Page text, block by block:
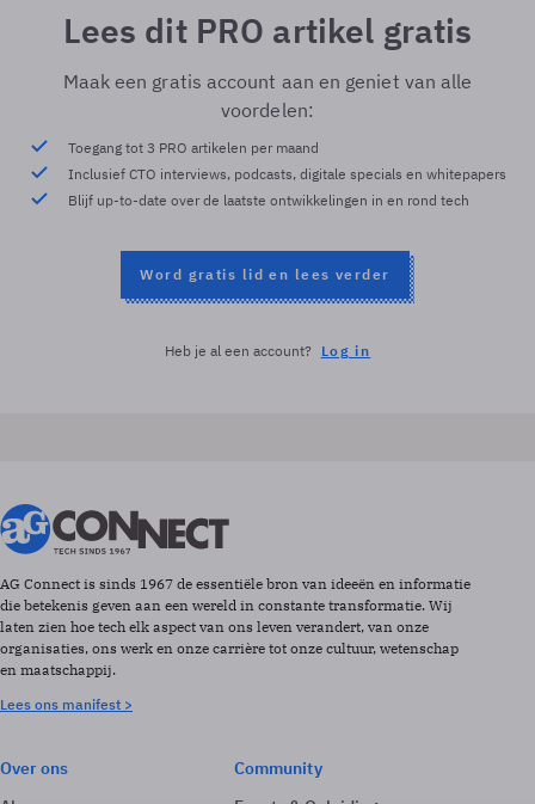
Lees dit PRO artikel gratis
Maak een gratis account aan en geniet van alle
voordelen:
Toegang tot 3 PRO artikelen per maand
Inclusief CTO interviews, podcasts, digitale specials en whitepapers
Blijf up-to-date over de laatste ontwikkelingen in en rond tech
Word gratis lid en lees verder
Heb je al een account? Log in
AG Connect is sinds 1967 de essentiële bron van ideeën en informatie
die betekenis geven aan een wereld in constante transformatie. Wij
laten zien hoe tech elk aspect van ons leven verandert, van onze
organisaties, ons werk en onze carrière tot onze cultuur, wetenschap
en maatschappij.
Lees ons manifest >
Over ons
Community